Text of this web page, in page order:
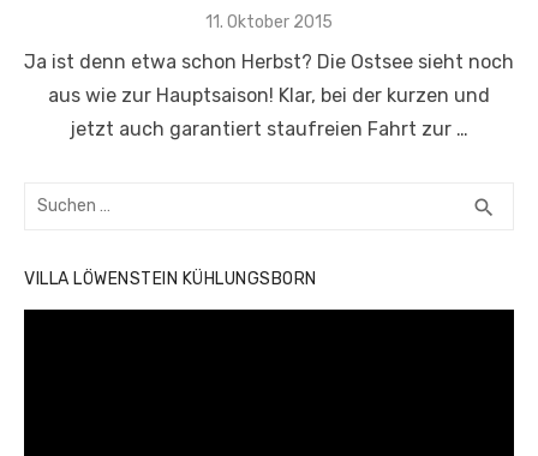
Veröffentlicht
11. Oktober 2015
Ja ist denn etwa schon Herbst? Die Ostsee sieht noch
aus wie zur Hauptsaison! Klar, bei der kurzen und
jetzt auch garantiert staufreien Fahrt zur …
Suchen
search
VILLA LÖWENSTEIN KÜHLUNGSBORN